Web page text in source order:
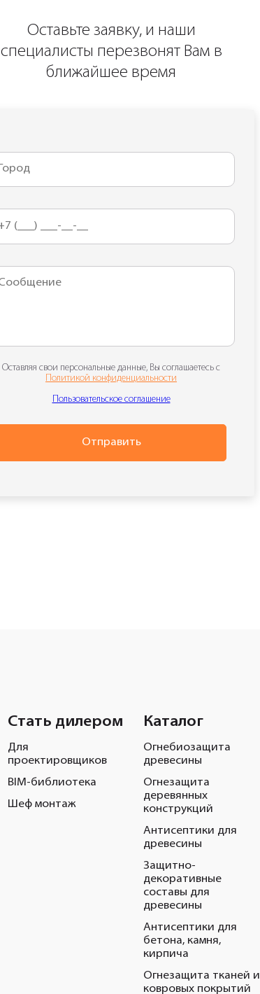
Оставьте заявку, и наши
специалисты перезвонят Вам в
ближайшее время
Оставляя свои персональные данные, Вы соглашаетесь с
Политикой конфиденциальности
Пользовательское соглашение
Отправить
Стать дилером
Для
проектировщиков
BIM-библиотека
Шеф монтаж
Каталог
Огнебиозащита
древесины
Огнезащита
деревянных
конструкций
Антисептики для
древесины
Защитно-
декоративные
составы для
древесины
Антисептики для
бетона, камня,
кирпича
Огнезащита тканей и
ковровых покрытий